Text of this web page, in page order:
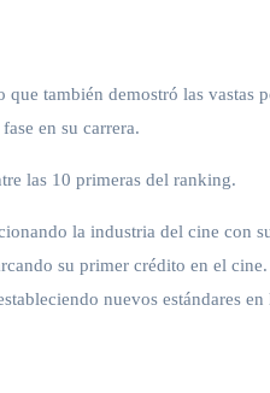
también demostró las vastas
en su carrera.
las 10 primeras del ranking.